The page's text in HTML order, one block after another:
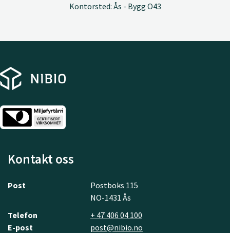
Kontorsted: Ås - Bygg O43
Kontakt oss
Post
Postboks 115
NO-1431 Ås
Telefon
+ 47 406 04 100
E-post
post@nibio.no